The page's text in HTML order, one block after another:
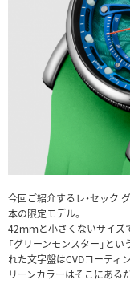
今回ご紹介するレ・セック
本の限定モデル。
42ｍｍと小さくないサイズ
「グリーンモンスター」と
れた文字盤はCVDコーティ
リーンカラーはそこにある